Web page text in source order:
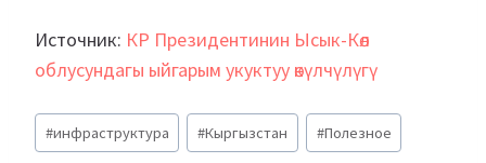
Источник: КР Президентинин Ысык-Көл
облусундагы ыйгарым укуктуу өкүлчүлүгү
Метки
записи:
#инфраструктура #Кыргызстан #Полезное